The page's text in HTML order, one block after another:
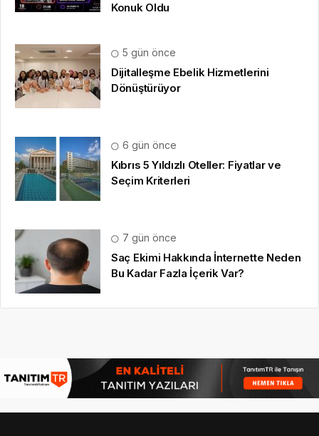
Konuk Oldu
5 gün önce
Dijitalleşme Ebelik Hizmetlerini
Dönüştürüyor
6 gün önce
Kıbrıs 5 Yıldızlı Oteller: Fiyatlar ve
Seçim Kriterleri
7 gün önce
Saç Ekimi Hakkında İnternette Neden
Bu Kadar Fazla İçerik Var?